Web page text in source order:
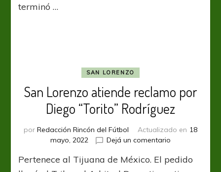
terminó …
SAN LORENZO
San Lorenzo atiende reclamo por
Diego “Torito” Rodríguez
por Redacción Rincón del Fútbol Actualizado en 18
mayo, 2022
Dejá un comentario
Lorenzo
Pertenece al Tijuana de México. El pedido